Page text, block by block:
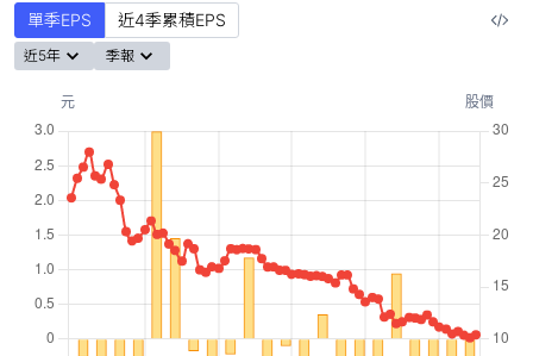
單季EPS 近4季累積EPS
近5年 季報